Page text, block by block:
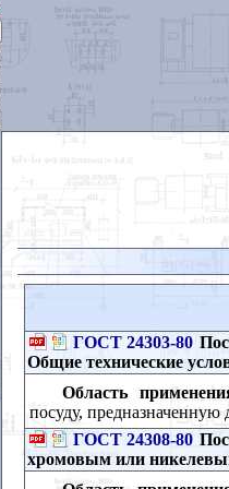
ГОСТ 24303-80
Общие технические
Область
посуду,
ГОСТ 24308-80
хромовым или